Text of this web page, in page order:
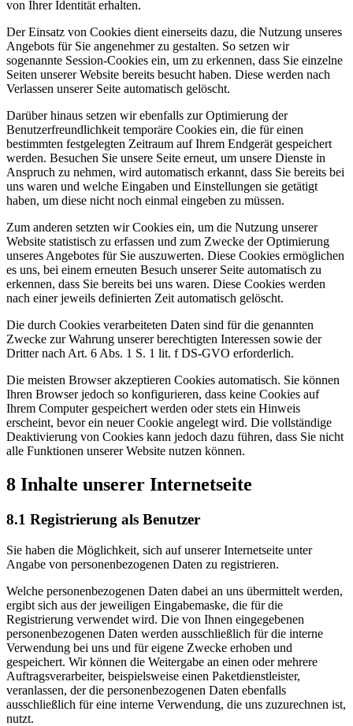
von Ihrer Identität erhalten.
Der Einsatz von Cookies dient einerseits dazu, die Nutzung unseres
Angebots für Sie angenehmer zu gestalten. So setzen wir
sogenannte Session-Cookies ein, um zu erkennen, dass Sie einzelne
Seiten unserer Website bereits besucht haben. Diese werden nach
Verlassen unserer Seite automatisch gelöscht.
Darüber hinaus setzen wir ebenfalls zur Optimierung der
Benutzerfreundlichkeit temporäre Cookies ein, die für einen
bestimmten festgelegten Zeitraum auf Ihrem Endgerät gespeichert
werden. Besuchen Sie unsere Seite erneut, um unsere Dienste in
Anspruch zu nehmen, wird automatisch erkannt, dass Sie bereits bei
uns waren und welche Eingaben und Einstellungen sie getätigt
haben, um diese nicht noch einmal eingeben zu müssen.
Zum anderen setzten wir Cookies ein, um die Nutzung unserer
Website statistisch zu erfassen und zum Zwecke der Optimierung
unseres Angebotes für Sie auszuwerten. Diese Cookies ermöglichen
es uns, bei einem erneuten Besuch unserer Seite automatisch zu
erkennen, dass Sie bereits bei uns waren. Diese Cookies werden
nach einer jeweils definierten Zeit automatisch gelöscht.
Die durch Cookies verarbeiteten Daten sind für die genannten
Zwecke zur Wahrung unserer berechtigten Interessen sowie der
Dritter nach Art. 6 Abs. 1 S. 1 lit. f DS-GVO erforderlich.
Die meisten Browser akzeptieren Cookies automatisch. Sie können
Ihren Browser jedoch so konfigurieren, dass keine Cookies auf
Ihrem Computer gespeichert werden oder stets ein Hinweis
erscheint, bevor ein neuer Cookie angelegt wird. Die vollständige
Deaktivierung von Cookies kann jedoch dazu führen, dass Sie nicht
alle Funktionen unserer Website nutzen können.
8 Inhalte unserer Internetseite
8.1 Registrierung als Benutzer
Sie haben die Möglichkeit, sich auf unserer Internetseite unter
Angabe von personenbezogenen Daten zu registrieren.
Welche personenbezogenen Daten dabei an uns übermittelt werden,
ergibt sich aus der jeweiligen Eingabemaske, die für die
Registrierung verwendet wird. Die von Ihnen eingegebenen
personenbezogenen Daten werden ausschließlich für die interne
Verwendung bei uns und für eigene Zwecke erhoben und
gespeichert. Wir können die Weitergabe an einen oder mehrere
Auftragsverarbeiter, beispielsweise einen Paketdienstleister,
veranlassen, der die personenbezogenen Daten ebenfalls
ausschließlich für eine interne Verwendung, die uns zuzurechnen ist,
nutzt.